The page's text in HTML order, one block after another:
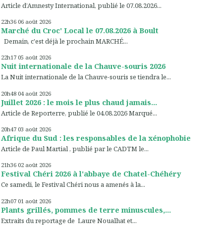
Article d’Amnesty International, publié le 07.08.2026...
22h36 06 août 2026
Marché du Croc' Local le 07.08.2026 à Boult
Demain, c'est déjà le prochain MARCHÉ...
22h17 05 août 2026
Nuit internationale de la Chauve-souris 2026
La Nuit internationale de la Chauve-souris se tiendra le...
20h48 04 août 2026
Juillet 2026 : le mois le plus chaud jamais...
Article de Reporterre, publié le 04.08.2026 Marqué...
20h47 03 août 2026
Afrique du Sud : les responsables de la xénophobie
Article de Paul Martial , publié par le CADTM le...
21h36 02 août 2026
Festival Chéri 2026 à l'abbaye de Chatel-Chéhéry
Ce samedi, le Festival Chéri nous a amenés à la...
22h07 01 août 2026
Plants grillés, pommes de terre minuscules,...
Extraits du reportage de Laure Noualhat et...